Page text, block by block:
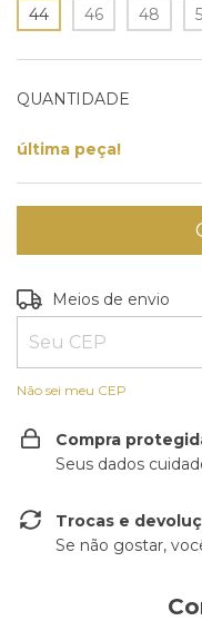
44
46 48
QUANTIDADE
última peça!
Entregas para o CEP:
Meios de envio
Não sei meu CEP
Compra
Seus dados
Trocas e
Se não gostar,